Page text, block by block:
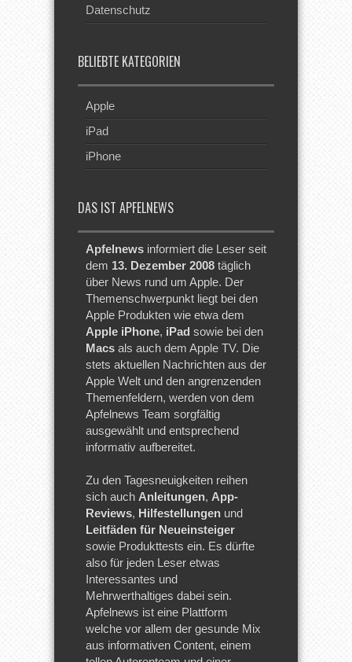
Datenschutz
BELIEBTE KATEGORIEN
Apple
iPad
iPhone
DAS IST APFELNEWS
Apfelnews informiert die Leser seit
dem 13. Dezember 2008 täglich
über News rund um Apple. Der
Themenschwerpunkt liegt bei den
Apple Produkten wie etwa dem
Apple iPhone, iPad sowie bei den
Macs als auch dem Apple TV. Die
stets aktuellen Nachrichten aus der
Apple Welt und den angrenzenden
Themenfeldern, werden von dem
Apfelnews Team sorgfältig
ausgewählt und entsprechend
informativ aufbereitet.
Zu den Tagesneuigkeiten reihen
sich auch Anleitungen, App-
Reviews, Hilfestellungen und
Leitfäden für Neueinsteiger
sowie Produkttests ein. Es dürfte
also für jeden Leser etwas
Interessantes und
Mehrwerthaltiges dabei sein.
Apfelnews ist eine Plattform
welche vor allem der gesunde Mix
aus informativen Content, einem